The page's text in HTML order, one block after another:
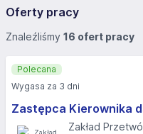
Oferty pracy
Znaleźliśmy 16 ofert pracy
Zastępca Kierownika
Zakład
Polecana
Wygasa za 3 dni